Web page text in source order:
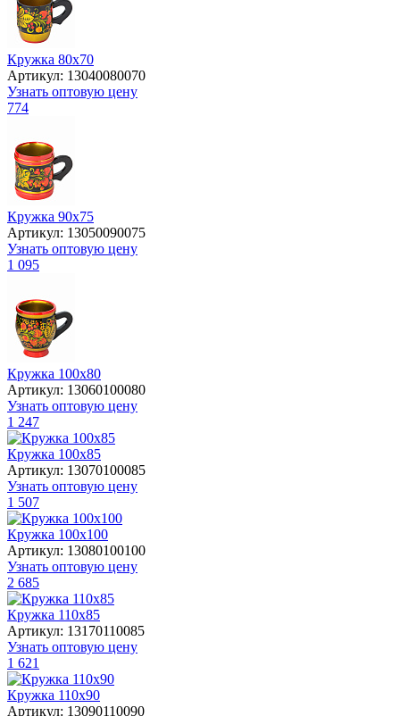
Кружка 80х70
Артикул: 13040080070
Узнать оптовую цену
774
Кружка 90х75
Артикул: 13050090075
Узнать оптовую цену
1 095
Кружка 100х80
Артикул: 13060100080
Узнать оптовую цену
1 247
Кружка 100х85
Артикул: 13070100085
Узнать оптовую цену
1 507
Кружка 100х100
Артикул: 13080100100
Узнать оптовую цену
2 685
Кружка 110х85
Артикул: 13170110085
Узнать оптовую цену
1 621
Кружка 110х90
Артикул: 13090110090